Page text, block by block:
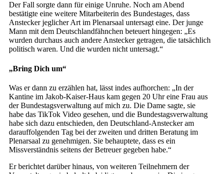
Der Fall sorgte dann für einige Unruhe. Noch am Abend
bestätigte eine weitere Mitarbeiterin des Bundestages, dass
Anstecker jeglicher Art im Plenarsaal untersagt eine. Der junge
Mann mit dem Deutschlandfähnchen beteuert hingegen: „Es
wurden durchaus auch andere Anstecker getragen, die tatsächlich
politisch waren. Und die wurden nicht untersagt.“
„Bring Dich um“
Was er dann zu erzählen hat, lässt indes aufhorchen: „In der
Kantine im Jakob-Kaiser-Haus kam gegen 20 Uhr eine Frau aus
der Bundestagsverwaltung auf mich zu. Die Dame sagte, sie
habe das TikTok Video gesehen, und die Bundestagsverwaltung
habe sich dazu entschieden, den Deutschland-Anstecker am
darauffolgenden Tag bei der zweiten und dritten Beratung im
Plenarsaal zu genehmigen. Sie behauptete, dass es ein
Missverständnis seitens der Betreuer gegeben habe.“
Er berichtet darüber hinaus, von weiteren Teilnehmern der